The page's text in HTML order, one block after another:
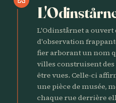
L'Odinstårnet a ouvert
d'observation
fier arborant un nom
villes construisent
être vues. Celle-ci
une pièce de musée,
chaque rue derrière